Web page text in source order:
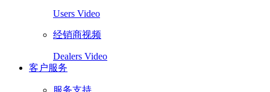
Users Video
经销商视频
Dealers Video
客户服务
服务支持